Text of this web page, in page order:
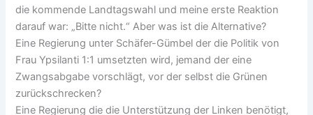
die kommende Landtagswahl und meine erste Reaktion
darauf war: „Bitte nicht.“ Aber was ist die Alternative?
Eine Regierung unter Schäfer-Gümbel der die Politik von
Frau Ypsilanti 1:1 umsetzten wird, jemand der eine
Zwangsabgabe vorschlägt, vor der selbst die Grünen
zurückschrecken?
Eine Regierung die die Unterstützung der Linken benötigt,